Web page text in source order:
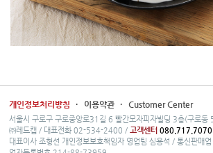
개인정보처리방침 · 이용약관 · Customer Center
서울시 구로구 구로중앙로31길 6 빨간모자피자빌딩 3층(구로
㈜레드캡 / 대표전화 02-534-2400 /고객센터 080.717.7070
대표이사 조형선 개인정보보호책임자 영업팀 심용석 / 통신판